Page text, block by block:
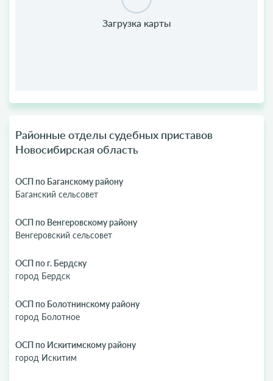
Районные отделы судебных приставов
Новосибирская область
ОСП по Баганскому району
Баганский сельсовет
ОСП по Венгеровскому району
Венгеровский сельсовет
ОСП по г. Бердску
город Бердск
ОСП по Болотнинскому району
город Болотное
ОСП по Искитимскому району
город Искитим